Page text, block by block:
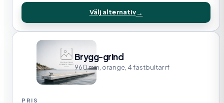
Välj alternativ
Brygg-grind
960 mm, orange, 4 fästbultar rf